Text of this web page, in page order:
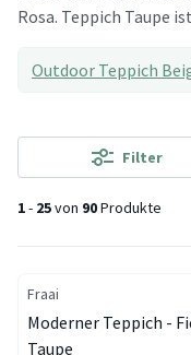
Rosa. Teppich Taupe
Outdoor Teppich
1- 25von 90Produkte
Filter
Fraai
Moderner Teppich -
Taupe